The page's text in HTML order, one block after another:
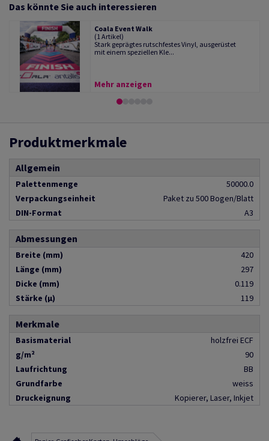
Das könnte Sie auch interessieren
Coala Event Walk
(1 Artikel)
Stark geprägtes rutschfestes Vinyl, ausgerüstet
mit einem speziellen Kle...
Mehr anzeigen
Produktmerkmale
Allgemein
Palettenmenge
50000.0
Verpackungseinheit
Paket zu 500 Bogen/Blatt
DIN-Format
A3
Abmessungen
Breite (mm)
420
Länge (mm)
297
Dicke (mm)
0.119
Stärke (µ)
119
Merkmale
Basismaterial
holzfrei ECF
g/m²
90
Laufrichtung
BB
Grundfarbe
weiss
Druckeignung
Kopierer, Laser, Inkjet